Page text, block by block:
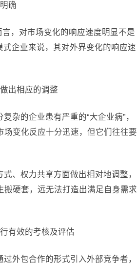
确
，对市场变化的响应速度明显不是
企业来说，其对外界变化的响应速
出相应的调整
杂的企业患有严重的“大企业病”，
变化反应十分迅速，但它们往往要
、权力共享方面做出相对地调整，
硬套，远无法打造出满足自身需求
有效的考核及评估
外包合作的形式引入外部竞争者，